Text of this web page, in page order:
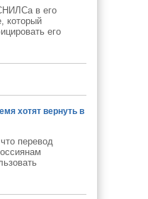
в его
который
его
хотят вернуть в
перевод